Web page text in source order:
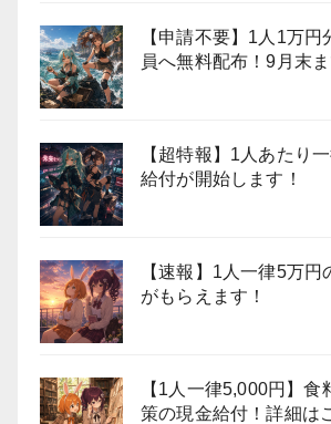
【申請不要】1人1万円
員へ無料配布！9月末
【超特報】1人あたり
給付が開始します！
【速報】1人一律5万円
がもらえます！
【1人一律5,000円】食
策の現金給付！詳細は